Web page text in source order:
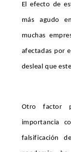
El efecto de
más agudo
muchas
afectadas por
desleal que
Otro factor
importancia
falsificación